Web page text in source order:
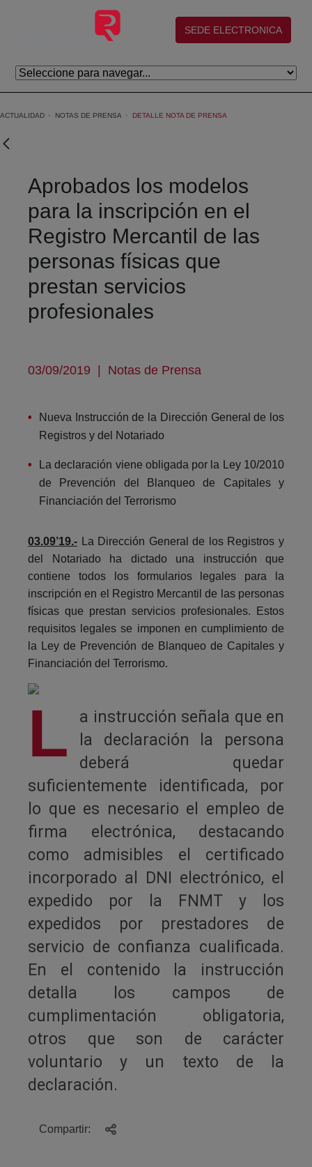
Saltar al contenido principal
(abre en nueva ventana)
SEDE ELECTRONICA
ACTUALIDAD NOTAS DE PRENSA DETALLE NOTA DE PRENSA
Aprobados los modelos
para la inscripción en el
Registro Mercantil de las
personas físicas que
prestan servicios
profesionales
03/09/2019 | Notas de Prensa
Nueva Instrucción de la Dirección General de los
Registros y del Notariado
La declaración viene obligada por la Ley 10/2010
de Prevención del Blanqueo de Capitales y
Financiación del Terrorismo
03.09’19.- La Dirección General de los Registros y
del Notariado ha dictado una instrucción que
contiene todos los formularios legales para la
inscripción en el Registro Mercantil de las personas
físicas que prestan servicios profesionales. Estos
requisitos legales se imponen en cumplimiento de
la Ley de Prevención de Blanqueo de Capitales y
Financiación del Terrorismo.
L
a instrucción señala que en
la declaración la persona
deberá quedar
suficientemente identificada, por
lo que es necesario el empleo de
firma electrónica, destacando
como admisibles el certificado
incorporado al DNI electrónico, el
expedido por la FNMT y los
expedidos por prestadores de
servicio de confianza cualificada.
En el contenido la instrucción
detalla los campos de
cumplimentación obligatoria,
otros que son de carácter
voluntario y un texto de la
declaración.
Compartir: